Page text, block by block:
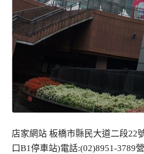
店家網站 板橋市縣民大道二段22
口B1停車站)電話:(02)8951-3789